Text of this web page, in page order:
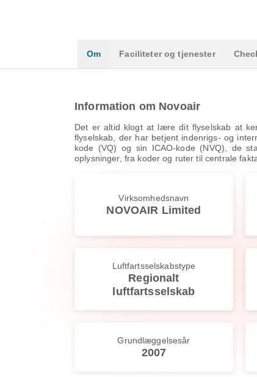
Om Faciliteter og tjenester
Information om Novoair
Det er altid klogt at lære dit flyselskab at
flyselskab, der har betjent indenrigs- og
kode (VQ) og sin ICAO-kode (NVQ), de
oplysninger, fra koder og ruter til centrale
Virksomhedsnavn
NOVOAIR Limited
Luftfartsselskabstype
Regionalt
luftfartsselskab
Grundlæggelsesår
2007